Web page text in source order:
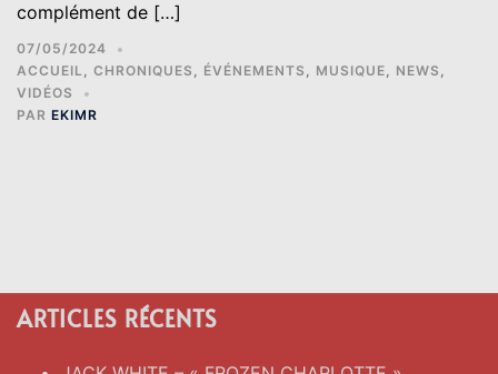
complément de […]
07/05/2024
ACCUEIL, CHRONIQUES , ÉVÉNEMENTS , MUSIQUE, NEWS ,
VIDÉOS
PAR EKIMR
ARTICLES RÉCENTS